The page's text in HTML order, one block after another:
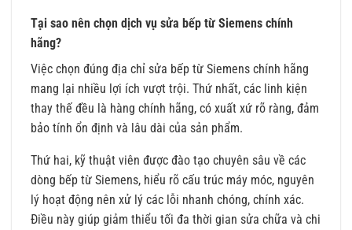
Tại sao nên chọn dịch vụ sửa bếp từ Siemens chính
hãng?
Việc chọn đúng địa chỉ sửa bếp từ Siemens chính hãng
mang lại nhiều lợi ích vượt trội. Thứ nhất, các linh kiện
thay thế đều là hàng chính hãng, có xuất xứ rõ ràng, đảm
bảo tính ổn định và lâu dài của sản phẩm.
Thứ hai, kỹ thuật viên được đào tạo chuyên sâu về các
dòng bếp từ Siemens, hiểu rõ cấu trúc máy móc, nguyên
lý hoạt động nên xử lý các lỗi nhanh chóng, chính xác.
Điều này giúp giảm thiểu tối đa thời gian sửa chữa và chi